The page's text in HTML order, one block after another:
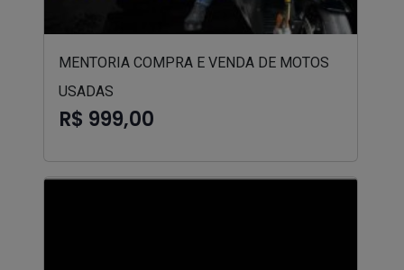
MENTORIA COMPRA E VENDA DE MOTOS
USADAS
R$ 999,00